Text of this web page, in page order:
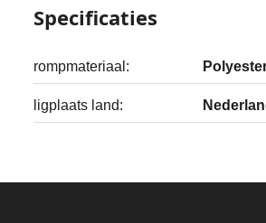
Specificaties
rompmateriaal:
ligplaats land: